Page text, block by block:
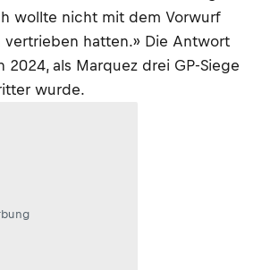
wollte nicht mit dem Vorwurf
vertrieben hatten.» Die Antwort
2024, als Marquez drei GP-Siege
wurde.